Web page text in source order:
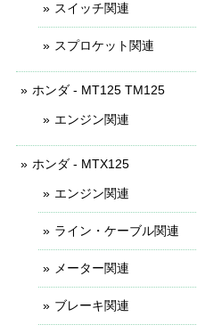
スイッチ関連
スプロケット関連
ホンダ - MT125 TM125
エンジン関連
ホンダ - MTX125
エンジン関連
ライン・ケーブル関連
メーター関連
ブレーキ関連